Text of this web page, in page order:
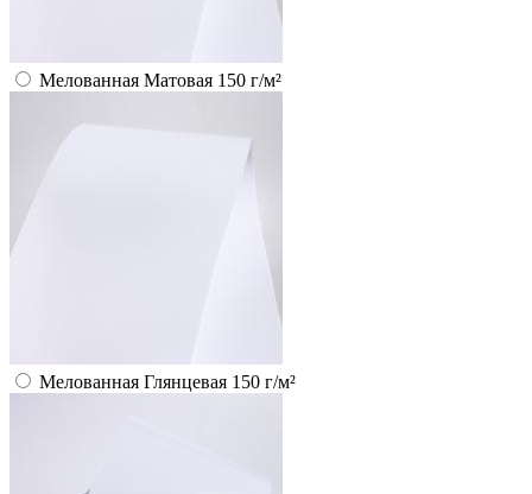
Мелованная Матовая 150 г/м²
Мелованная Глянцевая 150 г/м²